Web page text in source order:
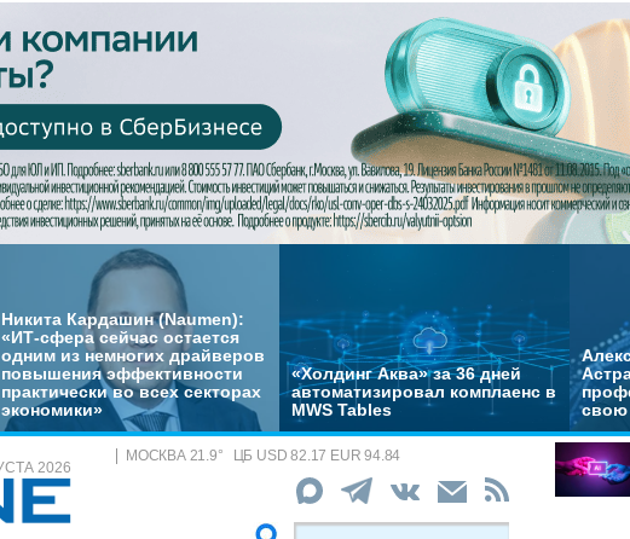
Никита Кардашин (Naumen):
«ИТ-сфера сейчас остается
одним из немногих драйверов
повышения эффективности
практически во всех секторах
экономики»
«Холдинг Аква» за 36 дней
автоматизировал комплаенс в
MWS Tables
свою
2026
МОСКВА 21.9° ЦБ USD 82.17 EUR 94.84